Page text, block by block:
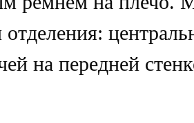
на передней